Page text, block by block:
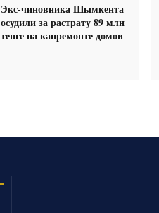
Экс-чиновника Шымкента
осудили за растрату 89 млн
тенге на капремонте домов